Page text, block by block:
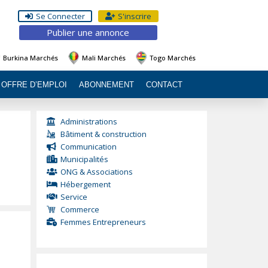
Se Connecter S'inscrire
Publier une annonce
Burkina Marchés Mali Marchés Togo Marchés
OFFRE D’EMPLOI ABONNEMENT CONTACT
Administrations
Bâtiment & construction
Communication
Municipalités
ONG & Associations
Hébergement
Service
Commerce
Femmes Entrepreneurs